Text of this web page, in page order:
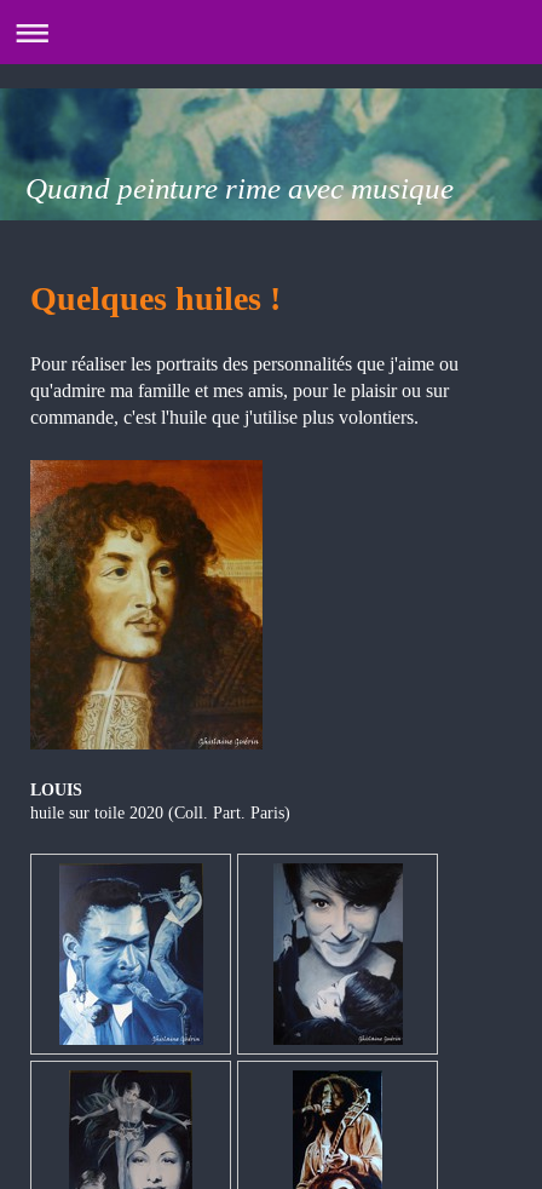
Quand peinture rime avec musique
Quelques huiles !
Pour réaliser les portraits des personnalités que j'aime ou
qu'admire ma famille et mes amis, pour le plaisir ou sur
commande, c'est l'huile que j'utilise plus volontiers.
LOUIS
huile sur toile 2020 (Coll. Part. Paris)